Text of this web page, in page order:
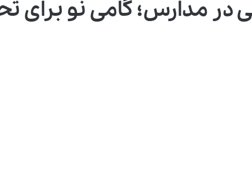
در مدارس؛ گامی نو